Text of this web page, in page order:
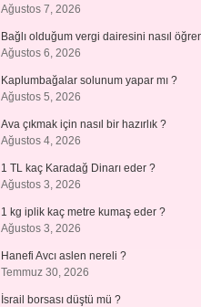
Ağustos 7, 2026
Bağlı olduğum vergi dairesini nasıl
Ağustos 6, 2026
Kaplumbağalar solunum yapar mı ?
Ağustos 5, 2026
Ava çıkmak için nasıl bir hazırlık ?
Ağustos 4, 2026
1 TL kaç Karadağ Dinarı eder ?
Ağustos 3, 2026
1 kg iplik kaç metre kumaş eder ?
Ağustos 3, 2026
Hanefi Avcı aslen nereli ?
Temmuz 30, 2026
İsrail borsası düştü mü ?